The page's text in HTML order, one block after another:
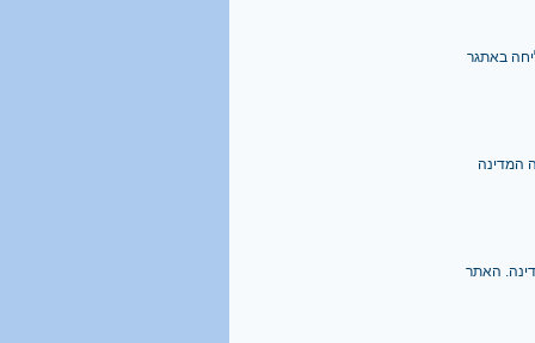
לא הצליחה באתגר
המדינה
האתר